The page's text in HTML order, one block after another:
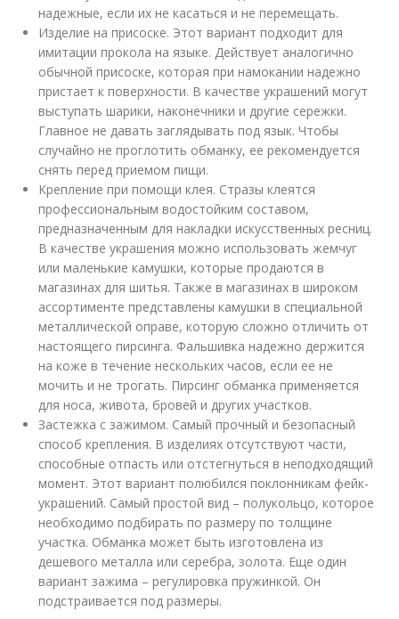
надежные, если их не касаться и не перемещать.
Изделие на присоске. Этот вариант подходит для
имитации прокола на языке. Действует аналогично
обычной присоске, которая при намокании надежно
пристает к поверхности. В качестве украшений могут
выступать шарики, наконечники и другие сережки.
Главное не давать заглядывать под язык. Чтобы
случайно не проглотить обманку, ее рекомендуется
снять перед приемом пищи.
Крепление при помощи клея. Стразы клеятся
профессиональным водостойким составом,
предназначенным для накладки искусственных ресниц.
В качестве украшения можно использовать жемчуг
или маленькие камушки, которые продаются в
магазинах для шитья. Также в магазинах в широком
ассортименте представлены камушки в специальной
металлической оправе, которую сложно отличить от
настоящего пирсинга. Фальшивка надежно держится
на коже в течение нескольких часов, если ее не
мочить и не трогать. Пирсинг обманка применяется
для носа, живота, бровей и других участков.
Застежка с зажимом. Самый прочный и безопасный
способ крепления. В изделиях отсутствуют части,
способные отпасть или отстегнуться в неподходящий
момент. Этот вариант полюбился поклонникам фейк-
украшений. Самый простой вид – полукольцо, которое
необходимо подбирать по размеру по толщине
участка. Обманка может быть изготовлена из
дешевого металла или серебра, золота. Еще один
вариант зажима – регулировка пружинкой. Он
подстраивается под размеры.